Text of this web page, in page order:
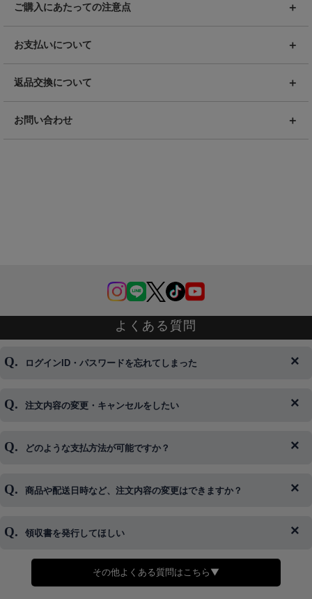
ご購入にあたっての注意点
お支払いについて
返品交換について
お問い合わせ
よくある質問
ログインID・パスワードを忘れてしまった
◆下記ページより、ログインIDの変更が可能です。
注文内容の変更・キャンセルをしたい
◆即日発送を行なっている関係上、午後以降のご連絡やキャンセル
※発送後、発送準備が完了しお手続きが間に合わない場合は変更、
どのような支払方法が可能ですか？
◆代金引換・クレジットカード・携帯キャリア決済・おねだり決
商品や配送日時など、注文内容の変更はできますか？
◆商品発送前の変更は承っております。
さい。
領収書を発行してほしい
◆領収書はご希望頂いた場合のみ発行しております。
その他よくある質問はこちら▼